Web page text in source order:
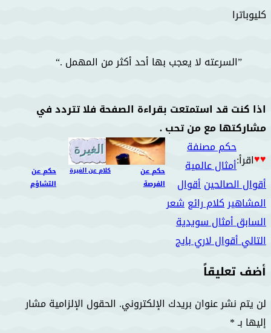
كليوباترا
السرعته لا يعجب بها أحد أكثر من المهمل .
اذا كنت قد استمتعت بقراءة الصفحة فلا تتردد في
مشاركتها مع من تحب .
♥♥اقرأ:
حكم عن
التشاؤم
كلام عن الغيرة
حكم عن
الفرصة
حكم مصنفة
أمثال عالمية
أقوال الصالحينأقوال
المشاهيركلام رائعشعر
السابقأمثال سويدية
التاليأقوال لاري بايج
أضف تعليقاً
لن يتم نشر عنوان بريدك الإلكتروني. الحقول الإلزامية مشار
إليها بـ*